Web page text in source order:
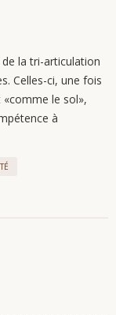
la tri-articulation
Celles-ci, une fois
le sol»,
à